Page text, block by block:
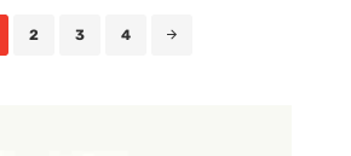
2 3 4